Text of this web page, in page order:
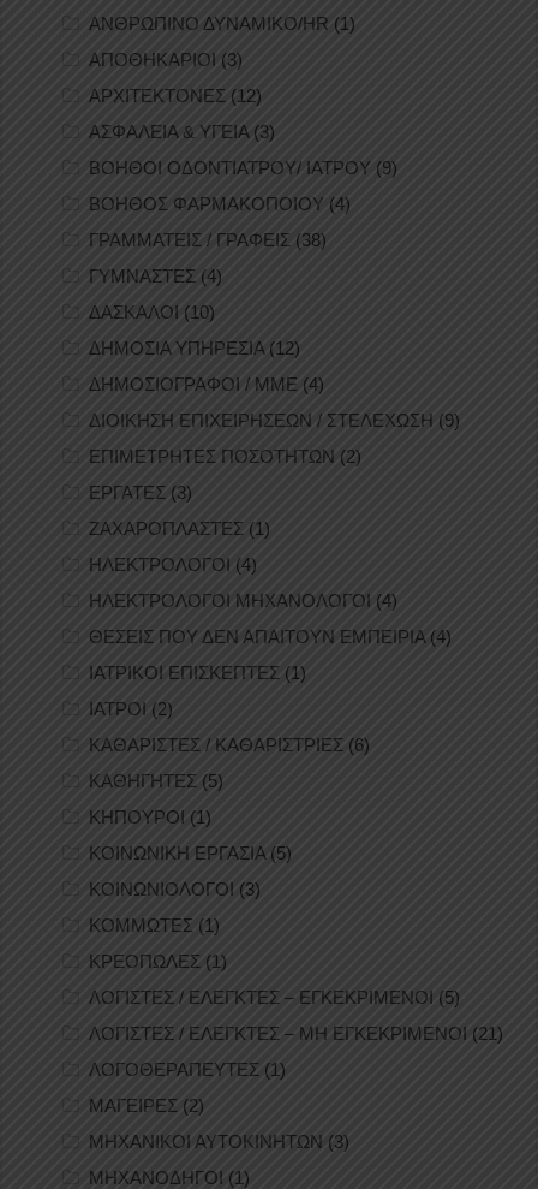
ΑΝΘΡΩΠΙΝΟ ΔΥΝΑΜΙΚΟ/HR (1)
ΑΠΟΘΗΚΑΡΙΟΙ (3)
ΑΡΧΙΤΕΚΤΟΝΕΣ (12)
ΑΣΦΑΛΕΙΑ & ΥΓΕΙΑ(3)
ΒΟΗΘΟΙ ΟΔΟΝΤΙΑΤΡΟΥ/ ΙΑΤΡΟΥ (9)
ΒΟΗΘΟΣ ΦΑΡΜΑΚΟΠΟΙΟΥ (4)
ΓΡΑΜΜΑΤΕΙΣ / ΓΡΑΦΕΙΣ (38)
ΓΥΜΝΑΣΤΕΣ (4)
ΔΑΣΚΑΛΟΙ (10)
ΔΗΜΟΣΙΑ ΥΠΗΡΕΣΙΑ (12)
ΔΗΜΟΣΙΟΓΡΑΦΟΙ / ΜΜΕ (4)
ΔΙΟΙΚΗΣΗ ΕΠΙΧΕΙΡΗΣΕΩΝ / ΣΤΕΛΕΧΩΣΗ (9)
ΕΠΙΜΕΤΡΗΤΕΣ ΠΟΣΟΤΗΤΩΝ (2)
ΕΡΓΑΤΕΣ (3)
ΖΑΧΑΡΟΠΛΑΣΤΕΣ (1)
ΗΛΕΚΤΡΟΛΟΓΟΙ (4)
ΗΛΕΚΤΡΟΛΟΓΟΙ ΜΗΧΑΝΟΛΟΓΟΙ (4)
ΘΕΣΕΙΣ ΠΟΥ ΔΕΝ ΑΠΑΙΤΟΥΝ ΕΜΠΕΙΡΙΑ(4)
ΙΑΤΡΙΚΟΙ ΕΠΙΣΚΕΠΤΕΣ (1)
ΙΑΤΡΟΙ (2)
ΚΑΘΑΡΙΣΤΕΣ / ΚΑΘΑΡΙΣΤΡΙΕΣ (6)
ΚΑΘΗΓΗΤΕΣ (5)
ΚΗΠΟΥΡΟΙ (1)
ΚΟΙΝΩΝΙΚΗ ΕΡΓΑΣΙΑ (5)
ΚΟΙΝΩΝΙΟΛΟΓΟΙ (3)
ΚΟΜΜΩΤΕΣ (1)
ΚΡΕΟΠΩΛΕΣ (1)
ΛΟΓΙΣΤΕΣ / ΕΛΕΓΚΤΕΣ – ΕΓΚΕΚΡΙΜΕΝΟΙ (5)
ΛΟΓΙΣΤΕΣ / ΕΛΕΓΚΤΕΣ – ΜΗ ΕΓΚΕΚΡΙΜΕΝΟΙ (21)
ΛΟΓΟΘΕΡΑΠΕΥΤΕΣ (1)
ΜΑΓΕΙΡΕΣ (2)
ΜΗΧΑΝΙΚΟΙ ΑΥΤΟΚΙΝΗΤΩΝ (3)
ΜΗΧΑΝΟΔΗΓΟΙ (1)